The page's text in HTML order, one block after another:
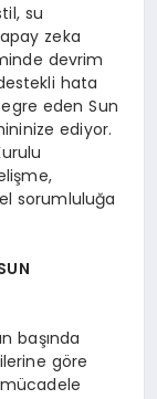
su
zeka
devrim
hata
eden Sun
ediyor.
sorumluluğa
başında
göre
mücadele